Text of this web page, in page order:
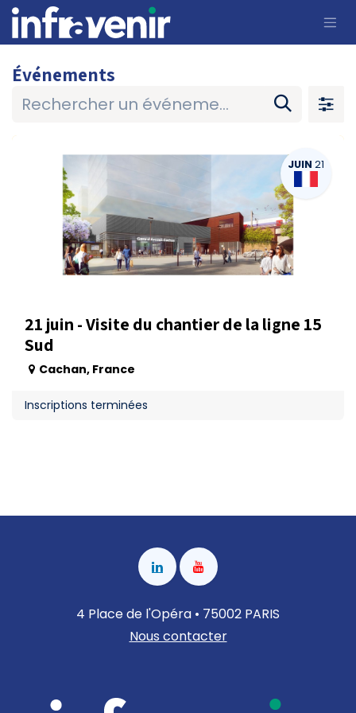
Se rendre au contenu
Événements
JUIN 21
21 juin - Visite du chantier de la ligne 15
Sud
Cachan, France
Inscriptions terminées
4 Place de l'Opéra • 75002 PARIS
Nous contacter